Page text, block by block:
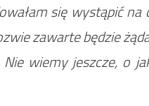
się wystąpić na
zawarte będzie
wiemy jeszcze, o